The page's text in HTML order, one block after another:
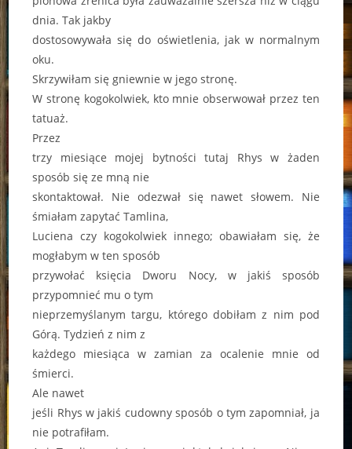
dnia. Tak jakby
dostosowywała się do oświetlenia, jak w normalnym
oku.
Skrzywiłam się gniewnie w jego stronę.
W stronę kogokolwiek, kto mnie obserwował przez ten
tatuaż.
Przez
trzy miesiące mojej bytności tutaj Rhys w żaden
sposób się ze mną nie
skontaktował. Nie odezwał się nawet słowem. Nie
śmiałam zapytać Tamlina,
Luciena czy kogokolwiek innego; obawiałam się, że
mogłabym w ten sposób
przywołać księcia Dworu Nocy, w jakiś sposób
przypomnieć mu o tym
nieprzemyślanym targu, którego dobiłam z nim pod
Górą. Tydzień z nim z
każdego miesiąca w zamian za ocalenie mnie od
śmierci.
Ale nawet
jeśli Rhys w jakiś cudowny sposób o tym zapomniał, ja
nie potrafiłam.